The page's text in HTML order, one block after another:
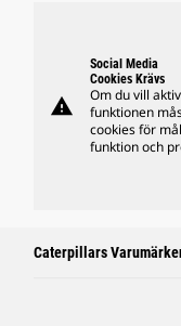
warning
Social Media
Cookies Krävs
Om du vill
funktionen
cookies för
funktion och
Caterpillars